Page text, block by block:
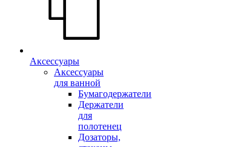
Аксессуары
Аксессуары
для ванной
Бумагодержатели
Держатели
для
полотенец
Дозаторы,